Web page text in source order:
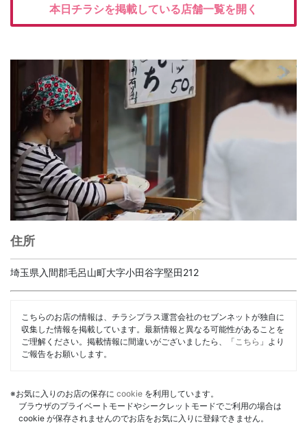
本日チラシを掲載している店舗一覧を開く
住所
埼玉県入間郡毛呂山町大字小田谷字堅田212
こちらのお店の情報は、チラシプラス運営会社のセブンネットが独自に
収集した情報を掲載しています。最新情報と異なる可能性があることを
ご理解ください。掲載情報に間違いがございましたら、「 こちら 」より
ご報告をお願いします。
※お気に入りのお店の保存に cookie を利用しています。
ブラウザのプライベートモードやシークレットモードでご利用の場合は
cookie が保存されませんのでお店をお気に入りに登録できません。